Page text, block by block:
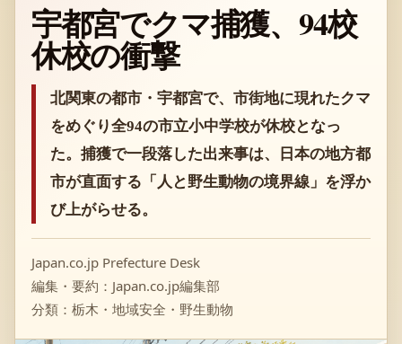
宇都宮でクマ捕獲、94校
休校の衝撃
北関東の都市・宇都宮で、市街地に現れたクマ
をめぐり全94の市立小中学校が休校となっ
た。捕獲で一段落した出来事は、日本の地方都
市が直面する「人と野生動物の境界線」を浮か
び上がらせる。
Japan.co.jp Prefecture Desk
編集・要約：Japan.co.jp編集部
分類：栃木・地域安全・野生動物